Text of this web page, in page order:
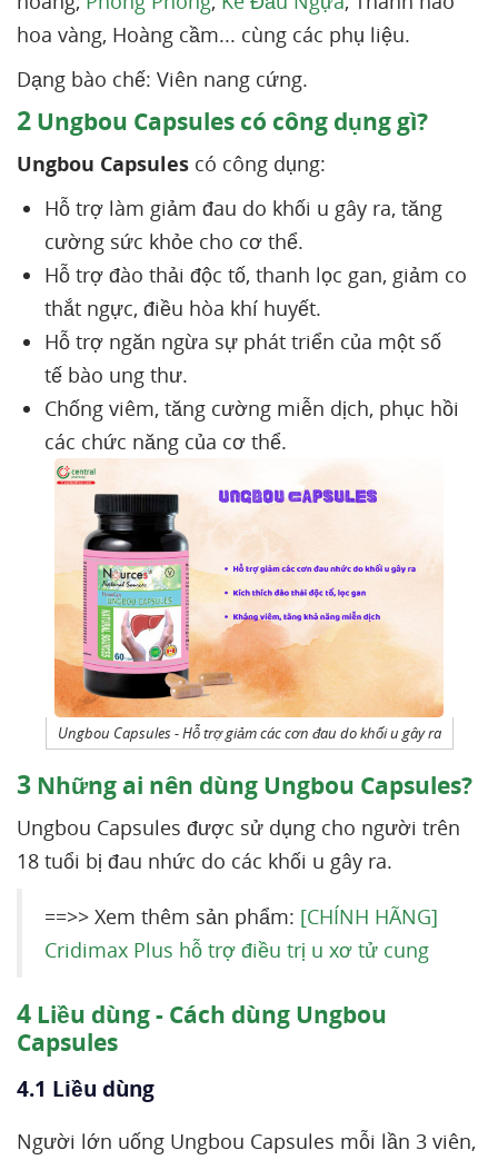
hoa vàng, Hoàng cầm... cùng các phụ liệu.
Dạng bào chế: Viên nang cứng.
2 Ungbou Capsules có công dụng gì?
Ungbou Capsules có công dụng:
Hỗ trợ làm giảm đau do khối u gây ra, tăng
cường sức khỏe cho cơ thể.
Hỗ trợ đào thải độc tố, thanh lọc gan, giảm co
thắt ngực, điều hòa khí huyết.
Hỗ trợ ngăn ngừa sự phát triển của một số
tế bào ung thư.
Chống viêm, tăng cường miễn dịch, phục hồi
các chức năng của cơ thể.
Ungbou Capsules - Hỗ trợ giảm các cơn đau do khối u gây ra
3 Những ai nên dùng Ungbou Capsules?
Ungbou Capsules được sử dụng cho người trên
18 tuổi bị đau nhức do các khối u gây ra.
==>> Xem thêm sản phẩm: [CHÍNH HÃNG]
Cridimax Plus hỗ trợ điều trị u xơ tử cung
4 Liều dùng - Cách dùng Ungbou
Capsules
4.1 Liều dùng
Người lớn uống Ungbou Capsules mỗi lần 3 viên,